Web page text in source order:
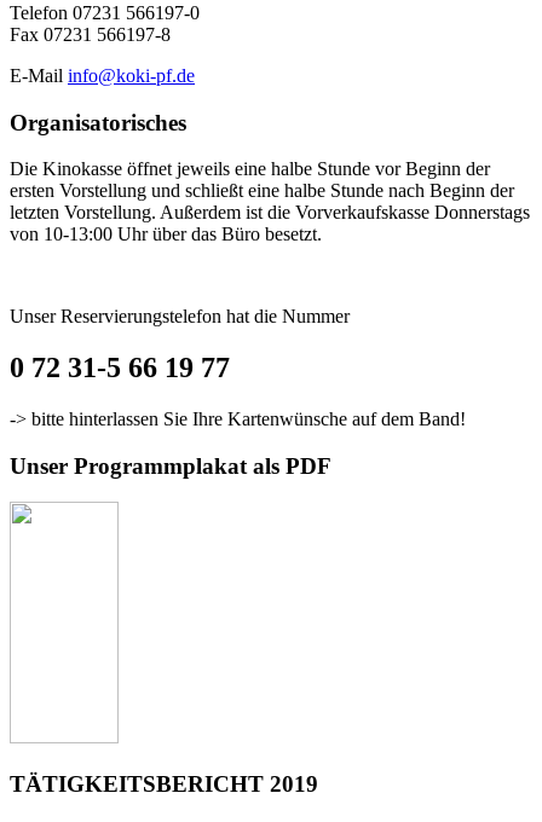
Telefon 07231 566197-0
Fax 07231 566197-8
E-Mail info@koki-pf.de
Organisatorisches
Die Kinokasse öffnet jeweils eine halbe Stunde vor Beginn der
ersten Vorstellung und schließt eine halbe Stunde nach Beginn der
letzten Vorstellung. Außerdem ist die Vorverkaufskasse Donnerstags
von 10-13:00 Uhr über das Büro besetzt.
Unser Reservierungstelefon hat die Nummer
0 72 31-5 66 19 77
-> bitte hinterlassen Sie Ihre Kartenwünsche auf dem Band!
Unser Programmplakat als PDF
TÄTIGKEITSBERICHT 2019